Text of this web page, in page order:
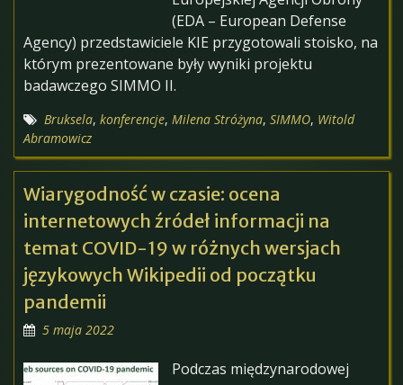
(EDA – European Defense
Agency) przedstawiciele KIE przygotowali stoisko, na
którym prezentowane były wyniki projektu
badawczego SIMMO II.
Bruksela, konferencje, Milena Stróżyna, SIMMO, Witold
Abramowicz
Wiarygodność w czasie: ocena
internetowych źródeł informacji na
temat COVID-19 w różnych wersjach
językowych Wikipedii od początku
pandemii
5 maja 2022
Podczas międzynarodowej